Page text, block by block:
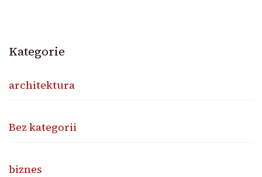
Kategorie
architektura
Bez kategorii
biznes